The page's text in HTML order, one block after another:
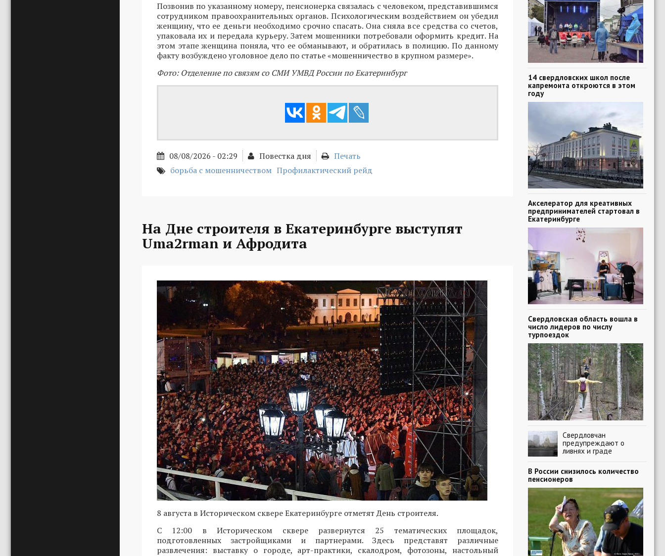
Позвонив по указанному номеру, пенсионерка связалась с человеком, представившимся
сотрудником правоохранительных органов. Психологическим воздействием он убедил
женщину, что ее деньги необходимо срочно спасать. Она сняла все средства со счетов,
упаковала их и передала курьеру. Затем мошенники потребовали оформить кредит. На
этом этапе женщина поняла, что ее обманывают, и обратилась в полицию. По данному
факту возбуждено уголовное дело по статье «мошенничество в крупном размере».
Фото: Отделение по связям со СМИ УМВД России по Екатеринбург
08/08/2026 - 02:29 Повестка дня
Печать
борьба с мошенничеством Профилактический рейд
На Дне строителя в Екатеринбурге выступят
Uma2rman и Афродита
8 августа в Историческом сквере Екатеринбурге отметят День строителя.
С 12:00 в Историческом сквере развернутся 25 тематических площадок,
подготовленных застройщиками и партнерами. Здесь представят различные
развлечения: выставку о городе, арт-практики, скалодром, фотозоны, настольный
14 свердловских школ после
капремонта откроются в этом
году
Акселератор для креативных
предпринимателей стартовал в
Екатеринбурге
Свердловская область вошла в
число лидеров по числу
турпоездок
Свердловчан
предупреждают о
ливнях и граде
В России снизилось количество
пенсионеров